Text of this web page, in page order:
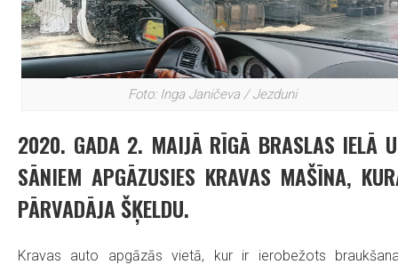
Foto: Inga Janičeva / Jezduni
2020. GADA 2. MAIJĀ RĪGĀ BRASLAS IELĀ
SĀNIEM APGĀZUSIES KRAVAS MAŠĪNA,
PĀRVADĀJA ŠĶELDU.
Kravas auto apgāzās vietā, kur ir ierobežots